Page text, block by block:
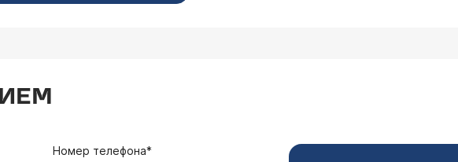
Станислав! Да, мы делаем под одним наркозом исправление
Номер телефона*